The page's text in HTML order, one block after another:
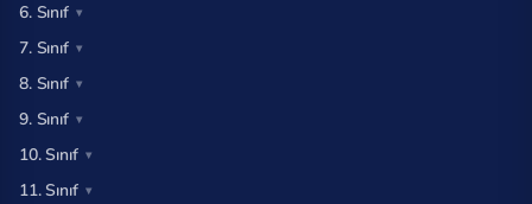
6. Sınıf
7. Sınıf
8. Sınıf
9. Sınıf
10. Sınıf
11. Sınıf